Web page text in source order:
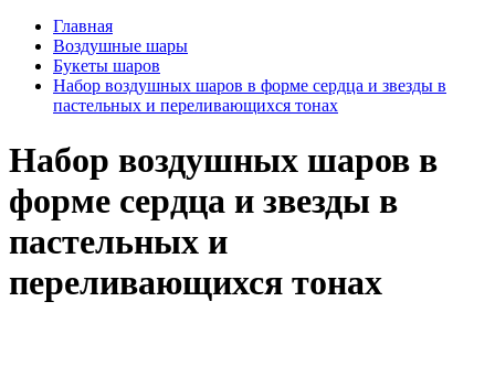
Главная
Воздушные шары
Букеты шаров
Набор воздушных шаров в форме сердца и звезды в
пастельных и переливающихся тонах
Набор воздушных шаров в
форме сердца и звезды в
пастельных и
переливающихся тонах